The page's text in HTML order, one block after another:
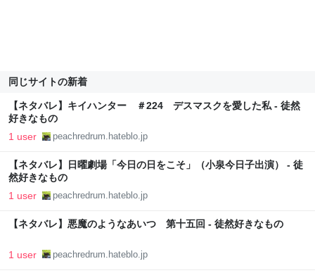
同じサイトの新着
【ネタバレ】キイハンター ＃224 デスマスクを愛した私 - 徒然
好きなもの
1 user peachredrum.hateblo.jp
【ネタバレ】日曜劇場「今日の日をこそ」（小泉今日子出演） - 徒
然好きなもの
1 user peachredrum.hateblo.jp
【ネタバレ】悪魔のようなあいつ 第十五回 - 徒然好きなもの
1 user peachredrum.hateblo.jp